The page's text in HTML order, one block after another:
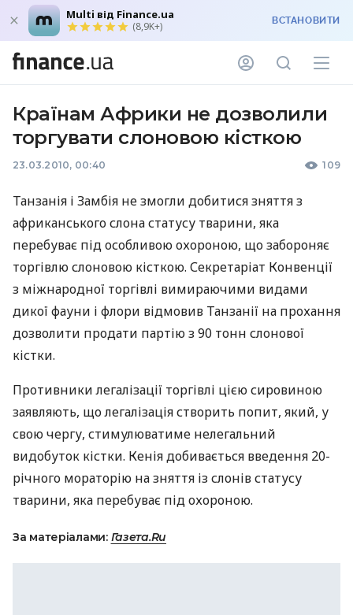
Multi від Finance.ua
(8,9K+) ВСТАНОВИТИ
Країнам Африки не дозволили
торгувати слоновою кісткою
23.03.2010, 00:40 109
Танзанія і Замбія не змогли добитися зняття з
африканського слона статусу тварини, яка
перебуває під особливою охороною, що забороняє
торгівлю слоновою кісткою. Секретаріат Конвенції
з міжнародної торгівлі вимираючими видами
дикої фауни і флори відмовив Танзанії на прохання
дозволити продати партію з 90 тонн слонової
кістки.
Противники легалізації торгівлі цією сировиною
заявляють, що легалізація створить попит, який, у
свою чергу, стимулюватиме нелегальний
видобуток кістки. Кенія добивається введення 20-
річного мораторію на зняття із слонів статусу
тварини, яка перебуває під охороною.
За матеріалами: Газета.Ru